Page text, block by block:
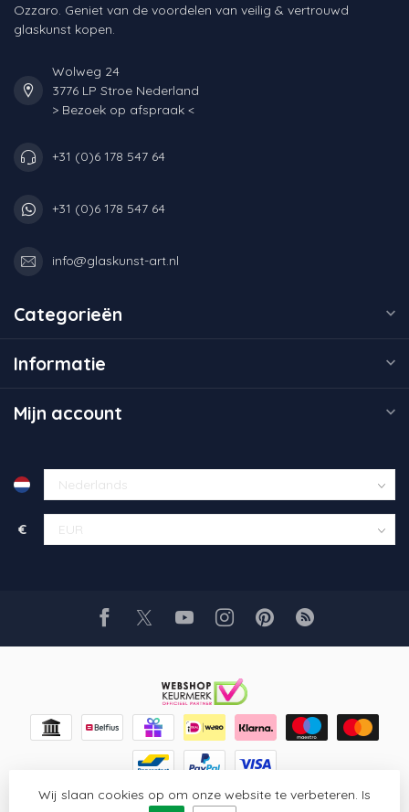
Ozzaro. Geniet van de voordelen van veilig & vertrouwd
glaskunst kopen.
Wolweg 24
3776 LP Stroe Nederland
> Bezoek op afspraak <
+31 (0)6 178 547 64
+31 (0)6 178 547 64
info@glaskunst-art.nl
Categorieën
Informatie
Mijn account
€
© Copyright 2026 Glaskunst Art- Powered byLightspeed-
Wij slaan cookies op om onze website te verbeteren. Is